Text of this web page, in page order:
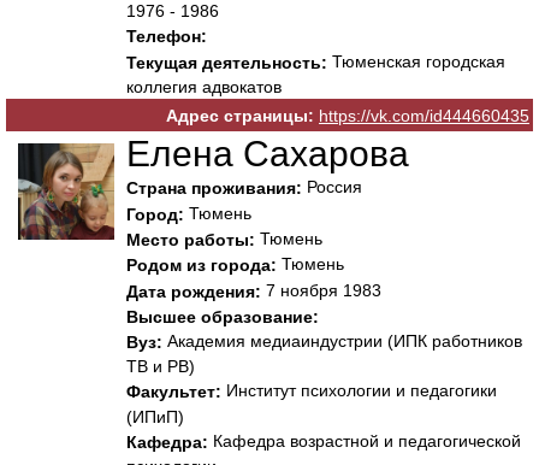
1976 - 1986
Телефон:
Текущая деятельность: Тюменская городская
коллегия адвокатов
Адрес страницы: https://vk.com/id444660435
Елена Сахарова
Страна проживания: Россия
Город: Тюмень
Место работы: Тюмень
Родом из города: Тюмень
Дата рождения: 7 ноября 1983
Высшее образование:
Вуз: Академия медиаиндустрии (ИПК работников
ТВ и РВ)
Факультет: Институт психологии и педагогики
(ИПиП)
Кафедра: Кафедра возрастной и педагогической